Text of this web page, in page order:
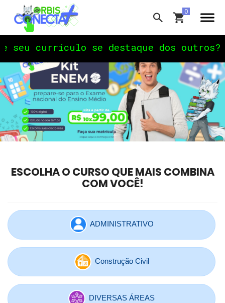
se destaque dos outros? Quer uma
ESCOLHA O CURSO QUE MAIS COMBINA
COM VOCÊ!
ADMINISTRATIVO
Construção Civil
DIVERSAS ÁREAS